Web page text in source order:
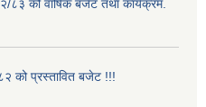
को वार्षिक बजेट तथा कार्यक्रम.
को प्रस्तावित बजेट !!!